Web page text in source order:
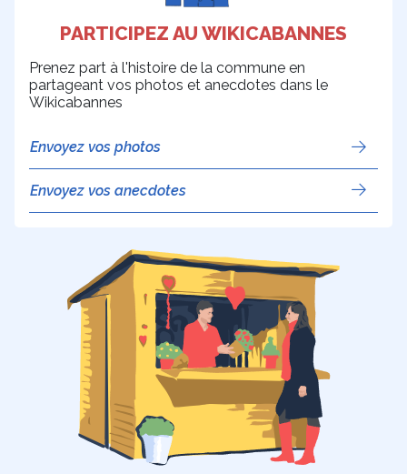
PARTICIPEZ AU WIKICABANNES
Prenez part à l'histoire de la commune en
partageant vos photos et anecdotes dans le
Wikicabannes
Envoyez vos photos
Envoyez vos anecdotes